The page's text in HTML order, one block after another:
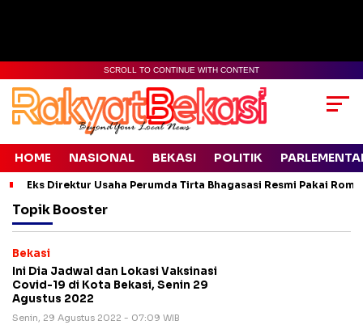
SCROLL TO CONTINUE WITH CONTENT
HOME NASIONAL BEKASI POLITIK
Eks Direktur Usaha Perumda Tirta Bhagasasi Resmi Pakai
Topik Booster
Bekasi
Ini Dia Jadwal dan Lokasi Vaksinasi
Covid-19 di Kota Bekasi, Senin 29
Agustus 2022
Senin, 29 Agustus 2022 - 07:09 WIB